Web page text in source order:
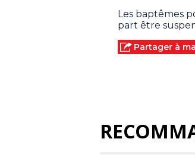
Les baptêmes
part être
Partager à